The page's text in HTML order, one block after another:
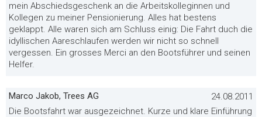
mein Abschiedsgeschenk an die Arbeitskolleginnen und
Kollegen zu meiner Pensionierung. Alles hat bestens
geklappt. Alle waren sich am Schluss einig: Die Fahrt duch die
idyllischen Aareschlaufen werden wir nicht so schnell
vergessen. Ein grosses Merci an den Bootsführer und seinen
Helfer.
Marco Jakob, Trees AG
24.08.2011
Die Bootsfahrt war ausgezeichnet. Kurze und klare Einführung